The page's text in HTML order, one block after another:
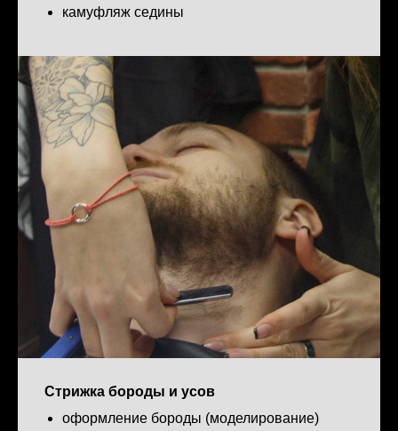
камуфляж седины
Стрижка бороды и усов
оформление бороды (моделирование)